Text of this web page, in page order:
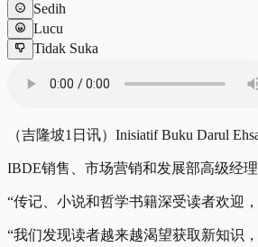
Sedih
Lucu
Tidak Suka
（吉隆坡1日讯）Inisiatif Buku Darul
IBDE销售、市场营销和发展部高级经
“传记、小说和哲学书籍深受读者欢迎
“我们发现读者越来越渴望获取新知识